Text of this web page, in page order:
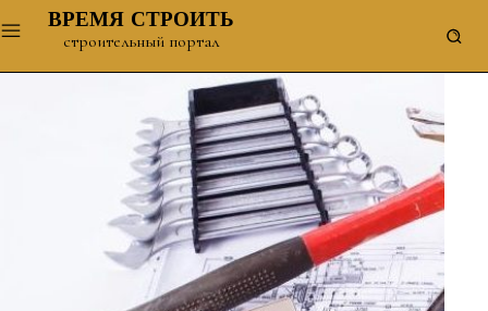
ВРЕМЯ СТРОИТЬ
строительный портал